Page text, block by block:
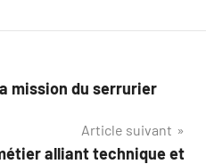
mission du serrurier
Article suivant
alliant technique et